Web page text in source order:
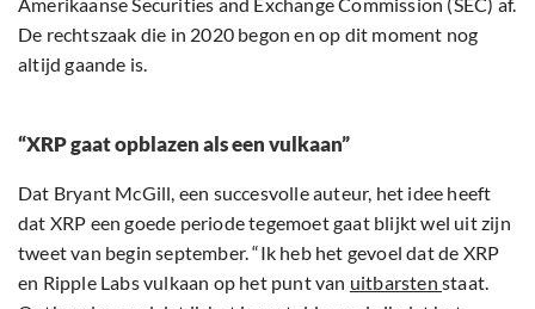
De rechtszaak die in 2020 begon en op dit moment nog
altijd gaande is.
“XRP gaat opblazen als een vulkaan”
Dat Bryant McGill, een succesvolle auteur, het idee heeft
dat XRP een goede periode tegemoet gaat blijkt wel uit zijn
tweet van begin september. “Ik heb het gevoel dat de XRP
en Ripple Labs vulkaan op het punt van uitbarstenstaat.